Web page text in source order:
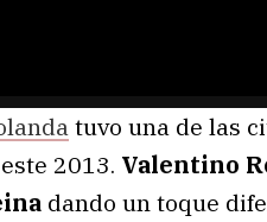
tuvo una de las
2013. Valentino
dando un toque